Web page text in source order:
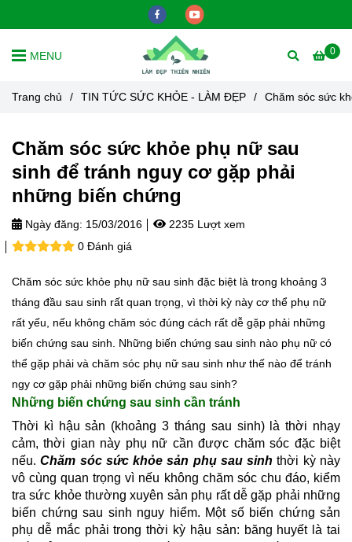
0
MENU
Trang chủ / TIN TỨC SỨC KHỎE - LÀM ĐẸP / Chăm sóc sức
Chăm sóc sức khỏe phụ nữ sau
sinh để tránh nguy cơ gặp phải
những biến chứng
Ngày đăng: 15/03/2016
2235 Lượt xem
0 Đánh giá
Chăm sóc sức khỏe phụ nữ sau sinh đặc biệt là trong khoảng 3
tháng đầu sau sinh rất quan trọng, vì thời kỳ này cơ thể phụ nữ
rất yếu, nếu không chăm sóc đúng cách rất dễ gặp phải những
biến chứng sau sinh. Những biến chứng sau sinh nào phụ nữ có
thể gặp phải và chăm sóc phụ nữ sau sinh như thế nào để tránh
ngy cơ gặp phải những biến chứng sau sinh?
Những biến chứng sau sinh cần tránh
Thời kì hậu sản (khoảng 3 tháng sau sinh) là thời nhạy
cảm, thời gian này phụ nữ cần được chăm sóc đặc biệt
nếu. Chăm sóc sức khỏe sản phụ sau sinh thời kỳ này
vô cùng quan trọng vì nếu không chăm sóc chu đáo, kiểm
tra sức khỏe thường xuyên sản phụ rất dễ gặp phải những
biến chứng sau sinh nguy hiểm. Một số biến chứng sản
phụ dễ mắc phải trong thời kỳ hậu sản: băng huyết là tai